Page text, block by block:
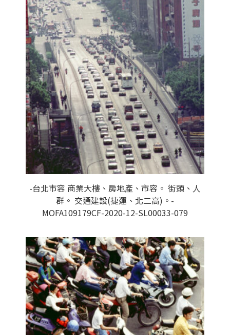
-台北市容 商業大樓、房地產、市容。 街頭、人
群。 交通建設(捷運、北二高)。-
MOFA109179CF-2020-12-SL00033-079